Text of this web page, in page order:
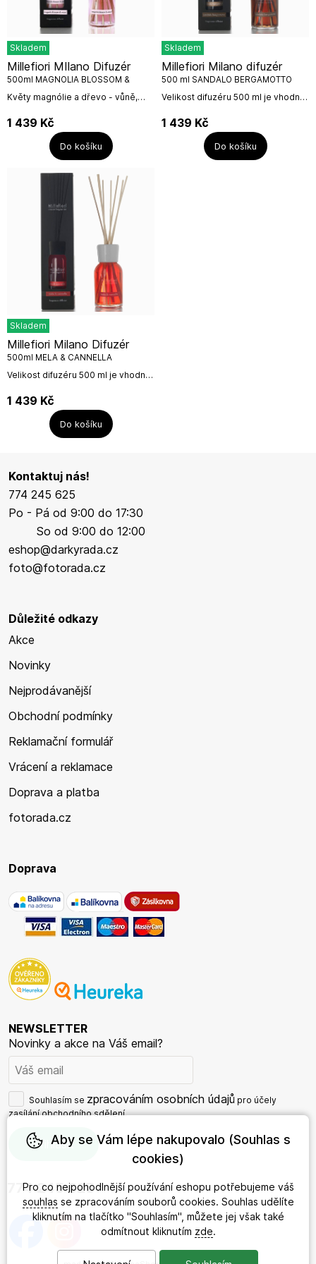
Skladem
Květy magnólie a dřevo - vůně,
kouzelné magnólie: snění pod
rozkvetlým stromem magnólie,
vdechování...
Millefiori MIlano Difuzér
500ml MAGNOLIA BLOSSOM &
WOOD
1 439 Kč
Do košíku
Skladem
Velikost difuzéru 500 ml je vhodná
12-18 měsíců. Poté můžete
zakoupit náhradní náplň 250 ml
nebo 500...
Millefiori Milano difuzér
500 ml SANDALO BERGAMOTTO
1 439 Kč
Do košíku
Skladem
Velikost difuzéru 500 ml je vhodná
12-18 měsíců. Poté můžete
zakoupit náhradní náplň 250 ml
nebo 500...
Millefiori Milano Difuzér
500ml MELA & CANNELLA
1 439 Kč
Do košíku
Kontaktuj nás!
774 245 625
Po - Pá od 9:00 do 17:30
So od 9:00 do 12:00
eshop@darkyrada.cz
foto@fotorada.cz
Důležité odkazy
Akce
Novinky
Nejprodávanější
Obchodní podmínky
Reklamační formulář
Vrácení a reklamace
Doprava a platba
fotorada.cz
Doprava
NEWSLETTER
Novinky a akce na Váš email?
Souhlasím se zpracováním osobních údajů pro účely
zasílání obchodního sdělení.
774 245 625
Aby se Vám lépe nakupovalo (Souhlas s
cookies)
Pro co nejpohodlnější používání eshopu potřebujeme váš
souhlas se zpracováním souborů cookies. Souhlas udělíte
kliknutím na tlačítko "Souhlasím", můžete jej však také
odmítnout kliknutím zde.